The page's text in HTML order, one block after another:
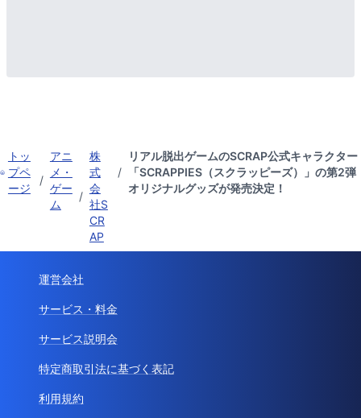
トッ
プペ
ージ
/
アニ
メ・
ゲー
ム
/
株
式
会
社S
CR
AP
/
リアル脱出ゲームのSCRAP公式キャラクター
「SCRAPPIES（スクラッピーズ）」の第2弾
オリジナルグッズが発売決定！
運営会社
サービス・料金
サービス説明会
特定商取引法に基づく表記
利用規約